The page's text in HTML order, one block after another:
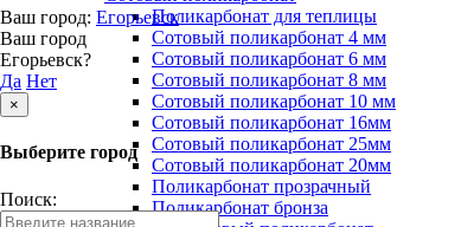
Ваш город: Егорьевск
Ваш город
Егорьевск?
Да Нет
×
Выберите город
Поиск:
Поликарбонат для теплицы
Сотовый поликарбонат 4 мм
Сотовый поликарбонат 6 мм
Сотовый поликарбонат 8 мм
Сотовый поликарбонат 10 мм
Сотовый поликарбонат 16мм
Сотовый поликарбонат 25мм
Сотовый поликарбонат 20мм
Поликарбонат прозрачный
Поликарбонат бронза